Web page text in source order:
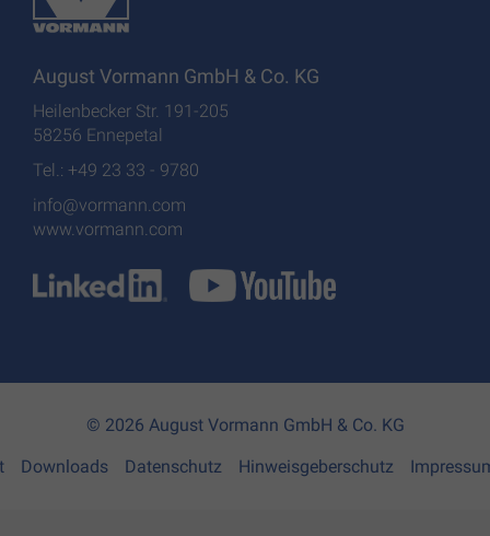
August Vormann GmbH & Co. KG
Heilenbecker Str. 191-205
58256 Ennepetal
Tel.: +49 23 33 - 9780
info@vormann.com
www.vormann.com
© 2026 August Vormann GmbH & Co. KG
Downloads Datenschutz Hinweisgeberschutz